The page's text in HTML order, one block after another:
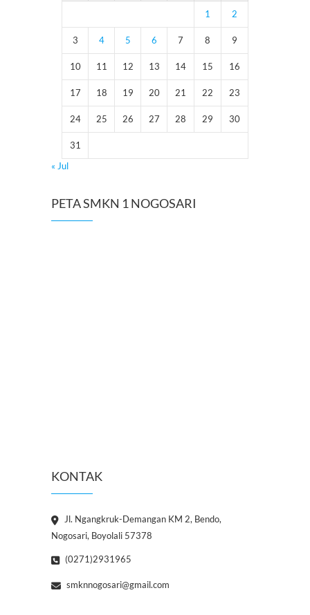
1 2
3 4 5 6 7 8 9
10 11 12 13 14 15 16
17 18 19 20 21 22 23
24 25 26 27 28 29 30
31
« Jul
PETA SMKN 1 NOGOSARI
KONTAK
Jl. Ngangkruk-Demangan KM 2, Bendo,
Nogosari, Boyolali 57378
(0271)2931965
smknnogosari@gmail.com